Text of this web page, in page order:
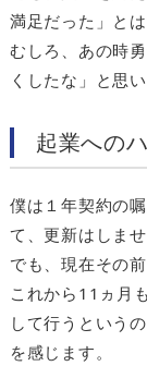
満足だった」と
むしろ、あの時
くしたな」と思
起業への
僕は１年契約の
て、更新はしま
でも、現在その
これから11ヵ月
して行うという
を感じます。